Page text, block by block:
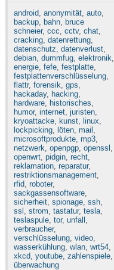
android, anonymität, auto,
backup, bahn, bruce
schneier, ccc, cctv, chat,
cracking, datenrettung,
datenschutz, datenverlust,
debian, dummfug, elektronik,
energie, fefe, festplatte,
festplattenverschlüsselung,
flattr, forensik, gps,
hackaday, hacking,
hardware, historisches,
humor, internet, juristen,
kryoattacke, kunst, linux,
lockpicking, löten, mail ,
microsoftprodukte, mp3,
netzwerk, openpgp, openssl ,
openwrt, pidgin, recht,
reklamation, reparatur,
restriktionsmanagement,
rfid, roboter,
sackgassensoftware,
sicherheit, spionage, ssh,
ssl , strom, tastatur, tesla,
teslaspule, tor, unfall ,
verbraucher,
verschlüsselung, video,
wasserkühlung, wlan, wrt54,
xkcd, youtube, zahlenspiele,
überwachung